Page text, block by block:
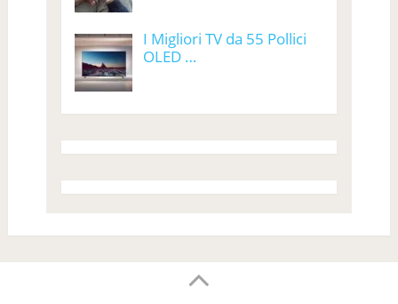
I Migliori TV da 55 Pollici
OLED …